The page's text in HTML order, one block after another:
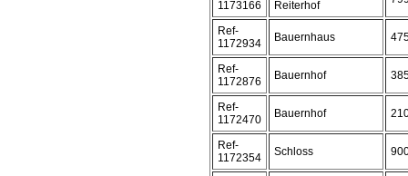
1173166
Reiterhof
Ref-
1172934
Bauernhaus
Ref-
1172876
Bauernhof
Ref-
1172470
Bauernhof
Ref-
1172354
Schloss